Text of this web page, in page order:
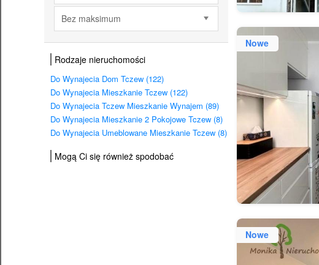
Bez maksimum
Rodzaje nieruchomości
Do Wynajecia Dom Tczew (122)
Do Wynajecia Mieszkanie Tczew (122)
Do Wynajecia Tczew Mieszkanie Wynajem (89)
Do Wynajecia Mieszkanie 2 Pokojowe Tczew (8)
Do Wynajecia Umeblowane Mieszkanie Tczew (8)
Mogą Ci się również spodobać
Nowe
Nowe